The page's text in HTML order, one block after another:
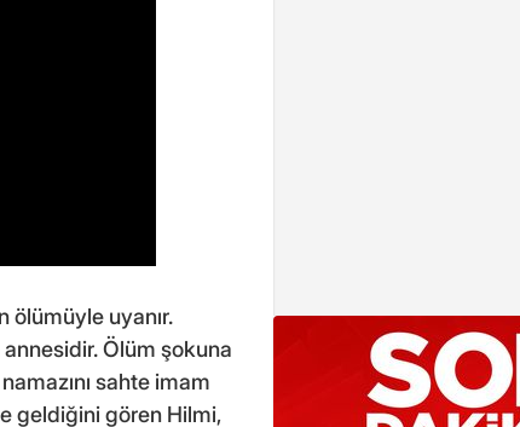
ölümüyle uyanır.
Ölüm şokuna
sahte imam
geldiğini gören Hilmi,